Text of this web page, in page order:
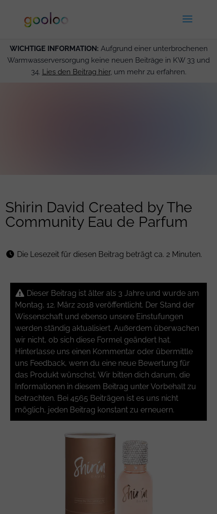
WICHTIGE INFORMATION: Aufgrund einer unterbrochenen
Warmwasserversorgung keine neuen Beiträge in KW 33 und
34. Lies den Beitrag hier, um mehr zu erfahren.
Shirin David Created by The
Community Eau de Parfum
Die Lesezeit für diesen Beitrag beträgt ca. 2 Minuten.
Dieser Beitrag ist älter als 3 Jahre und wurde am
Montag, 12. März 2018 veröffentlicht. Der Stand der
Wissenschaft und ebenso unsere Einstufungen
werden ständig aktualisiert. Außerdem überwachen
wir nicht, ob sich diese Formel geändert hat.
Hinterlasse uns einen Kommentar oder übermittle
uns Feedback, wenn du eine neue Bewertung für
das Produkt wünschst. Wir bitten dich darum, die
Informationen in diesem Beitrag unter Vorbehalt zu
betrachten. Bei 4565 Beiträgen ist es uns nicht
möglich, jeden Beitrag konstant zu erneuern.